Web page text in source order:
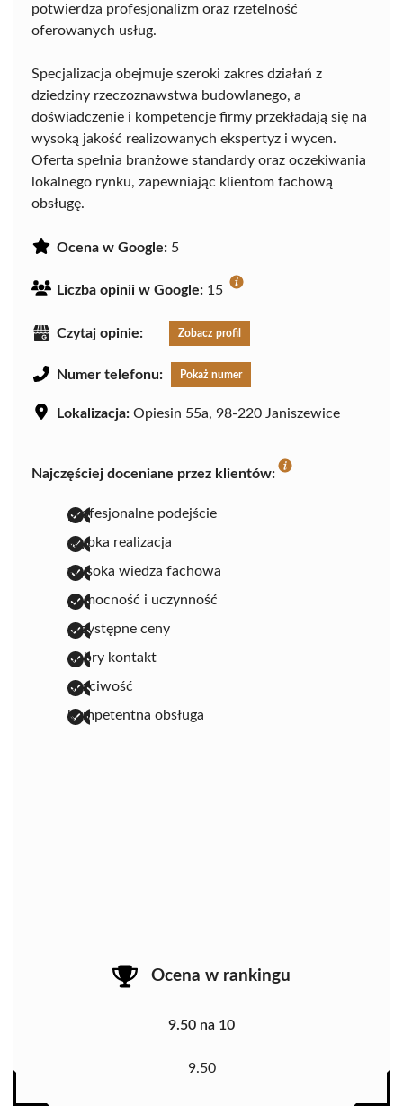
potwierdza profesjonalizm oraz rzetelność
oferowanych usług.
Specjalizacja obejmuje szeroki zakres działań z
dziedziny rzeczoznawstwa budowlanego, a
doświadczenie i kompetencje firmy przekładają się na
wysoką jakość realizowanych ekspertyz i wycen.
Oferta spełnia branżowe standardy oraz oczekiwania
lokalnego rynku, zapewniając klientom fachową
obsługę.
Ocena w Google: 5
Liczba opinii w Google: 15
Czytaj opinie: Zobacz profil
Numer telefonu: Pokaż numer
Lokalizacja: Opiesin 55a, 98-220 Janiszewice
Najczęściej doceniane przez klientów:
profesjonalne podejście
szybka realizacja
wysoka wiedza fachowa
pomocność i uczynność
przystępne ceny
dobry kontakt
uczciwość
kompetentna obsługa
Ocena w rankingu
9.50 na 10
9.50